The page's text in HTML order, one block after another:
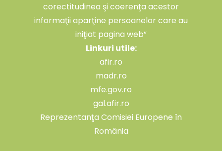
corectitudinea şi coerenţa acestor
informaţii aparţine persoanelor care au
iniţiat pagina web”
Linkuri utile:
afir.ro
madr.ro
mfe.gov.ro
gal.afir.ro
Reprezentanţa Comisiei Europene în
România